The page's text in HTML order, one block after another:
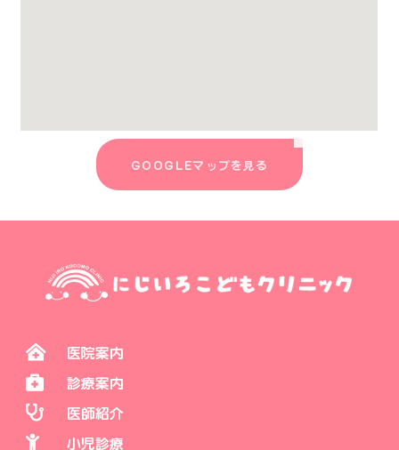
GOOGLEマップを見る
医院案内
診療案内
医師紹介
小児診療